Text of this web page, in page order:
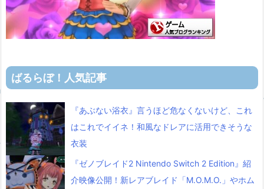
ばるらぼ！人気記事
『あぶない浴衣』言うほど危なくないけど、これ
はこれでイイネ！和風なドレアに活用できそうな
衣装
『ゼノブレイド2 Nintendo Switch 2 Edition』紹
介映像公開！新レアブレイド「M.O.M.O.」やホム